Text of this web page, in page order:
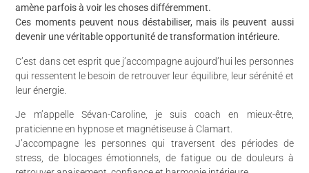
amène parfois à voir les choses différemment.
Ces moments peuvent nous déstabiliser, mais ils peuvent aussi
devenir une véritable opportunité de transformation intérieure.
C’est dans cet esprit que j’accompagne aujourd’hui les personnes
qui ressentent le besoin de retrouver leur équilibre, leur sérénité et
leur énergie.
Je m’appelle Sévan-Caroline, je suis coach en mieux-être,
praticienne en hypnose et magnétiseuse à Clamart.
J’accompagne les personnes qui traversent des périodes de
stress, de blocages émotionnels, de fatigue ou de douleurs à